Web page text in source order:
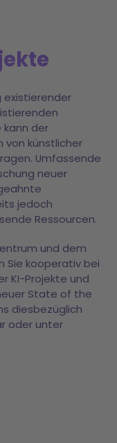
existierender
kann der
von künstlicher
Umfassende
neuer
jedoch
Ressourcen.
und dem
Sie kooperativ bei
KI-Projekte und
State of the
diesbezüglich
oder unter